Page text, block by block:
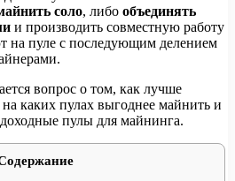
соло, либо объединять
и производить совместную работу
на пуле с последующим делением
вопрос о том, как лучше
каких пулах выгоднее майнить и
пулы для майнинга.